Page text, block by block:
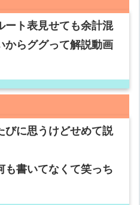
ート表見せても余計混
からググって解説動画
びに思うけどせめて説
も書いてなくて笑っち